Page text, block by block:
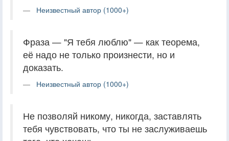
Неизвестный автор (1000+)
Фраза — "Я тебя люблю" — как теорема,
её надо не только произнести, но и
доказать.
Неизвестный автор (1000+)
Не позволяй никому, никогда, заставлять
тебя чувствовать, что ты не заслуживаешь